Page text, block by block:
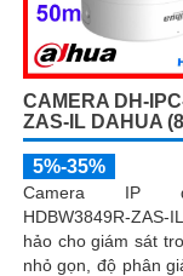
CAMERA DH-
ZAS-IL DAHUA
5%-35%
Camera IP
HDBW3849R-
hảo cho giám sát
nhỏ gọn, độ phân